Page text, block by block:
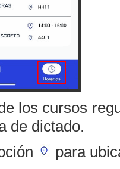
los cursos
de dictado.
para